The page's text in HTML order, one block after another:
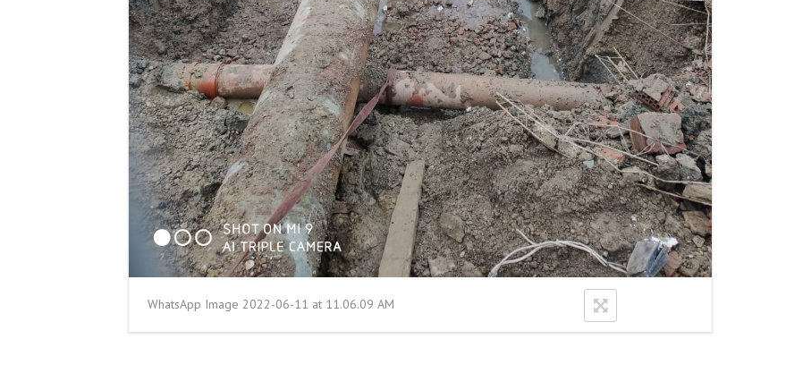
WhatsApp Image 2022-06-11 at 11.06.09 AM